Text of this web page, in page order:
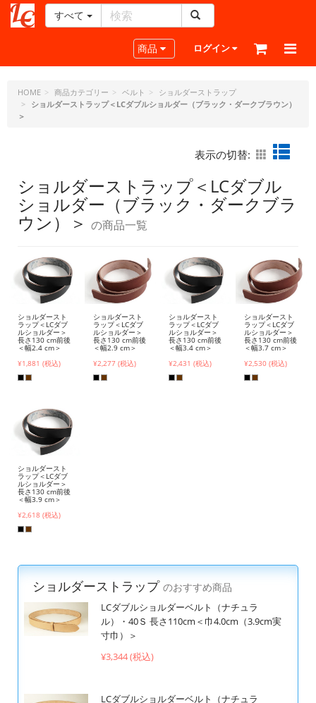
ー
ラ
フ
ト・
ジ
ェ
ー
ピ
すべて
Toggle navigation
商品 ログイン
HOME 商品カテゴリー ベルト
ショルダーストラップ
ショルダーストラップ＜LCダブルショルダー（ブラック・ダークブラウン）
＞
表示の切替:
ショルダーストラップ＜LCダブル
ショルダー（ブラック・ダークブラ
ウン）＞ の商品一覧
ショルダースト
ラップ＜LCダブ
ルショルダー＞
長さ130 cm前後
＜幅2.4 cm＞
¥1,881 (税込)
ショルダースト
ラップ＜LCダブ
ルショルダー＞
長さ130 cm前後
＜幅2.9 cm＞
¥2,277 (税込)
ショルダースト
ラップ＜LCダブ
ルショルダー＞
長さ130 cm前後
＜幅3.4 cm＞
¥2,431 (税込)
ショルダースト
ラップ＜LCダブ
ルショルダー＞
長さ130 cm前後
＜幅3.7 cm＞
¥2,530 (税込)
ショルダースト
ラップ＜LCダブ
ルショルダー＞
長さ130 cm前後
＜幅3.9 cm＞
¥2,618 (税込)
ショルダーストラップ のおすすめ商品
LCダブルショルダーベルト（ナチュラ
ル）・40Ｓ 長さ110cm＜巾4.0cm（3.9cm実
寸巾）＞
¥3,344 (税込)
LCダブルショルダーベルト（ナチュラ